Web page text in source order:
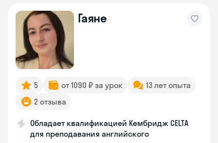
Гаяне
5 от 1090 ₽ за урок
13 лет опыта
2 отзыва
Обладает квалификацией Кембридж CELTA
для преподавания английского